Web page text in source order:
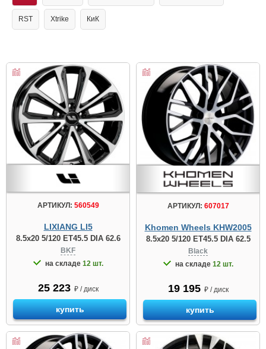
RST Xtrike КиК
АРТИКУЛ: 560549
LIXIANG LI5
8.5x20 5/120 ET45.5 DIA 62.6
BKF
на складе 12 шт.
25 223 ₽ / диск
купить
АРТИКУЛ: 607017
Khomen Wheels KHW2005
8.5x20 5/120 ET45.5 DIA 62.5
Black
на складе 12 шт.
19 195 ₽ / диск
купить